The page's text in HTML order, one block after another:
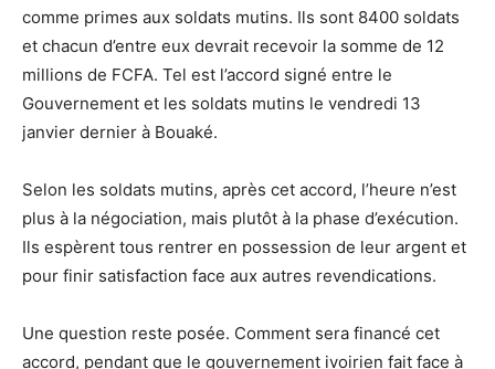
comme primes aux soldats mutins. Ils sont 8400 soldats
et chacun d’entre eux devrait recevoir la somme de 12
millions de FCFA. Tel est l’accord signé entre le
Gouvernement et les soldats mutins le vendredi 13
janvier dernier à Bouaké.
Selon les soldats mutins, après cet accord, l’heure n’est
plus à la négociation, mais plutôt à la phase d’exécution.
Ils espèrent tous rentrer en possession de leur argent et
pour finir satisfaction face aux autres revendications.
Une question reste posée. Comment sera financé cet
accord, pendant que le gouvernement ivoirien fait face à